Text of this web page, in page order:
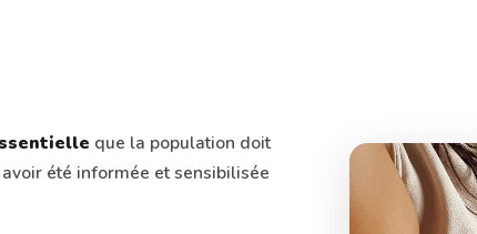
que la population doit
été informée et sensibilisée